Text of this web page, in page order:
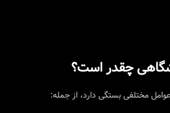
چقدر است؟
مختلفی بستگی دارد، از جمله: